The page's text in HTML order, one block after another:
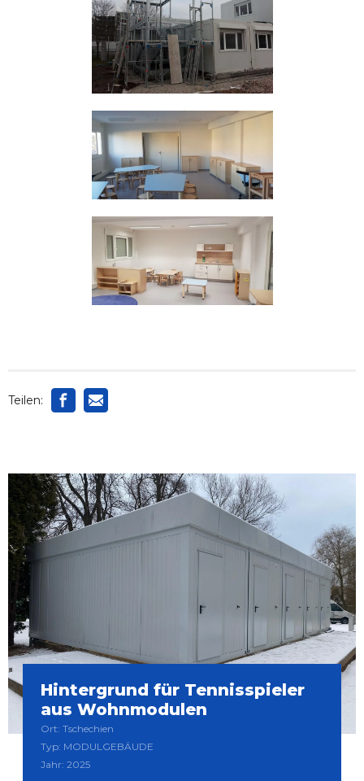
Teilen:
Hintergrund für Tennisspieler
aus Wohnmodulen
Ort: Tschechien
Typ: MODULGEBÄUDE
Jahr: 2025